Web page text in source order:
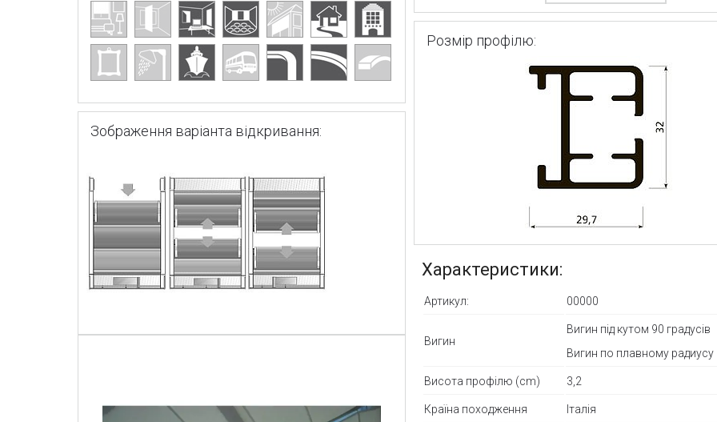
Зображення варіанта відкривання:
Розмір профілю:
Характеристики:
Артикул: 00000
Вигин
Вигин під кутом 90 градусів
Вигин по плавному радиусу
Висота профілю (cm) 3,2
Країна походження Італія